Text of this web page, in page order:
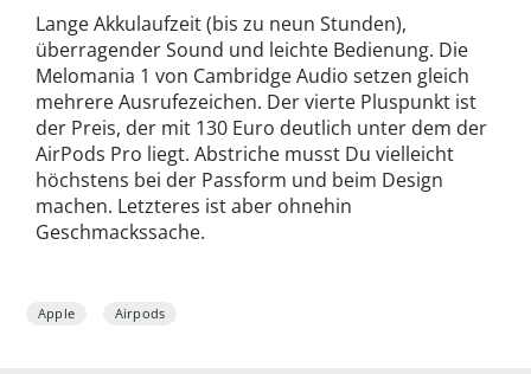
Lange Akkulaufzeit (bis zu neun Stunden),
überragender Sound und leichte Bedienung. Die
Melomania 1 von Cambridge Audio setzen gleich
mehrere Ausrufezeichen. Der vierte Pluspunkt ist
der Preis, der mit 130 Euro deutlich unter dem der
AirPods Pro liegt. Abstriche musst Du vielleicht
höchstens bei der Passform und beim Design
machen. Letzteres ist aber ohnehin
Geschmackssache.
Apple Airpods